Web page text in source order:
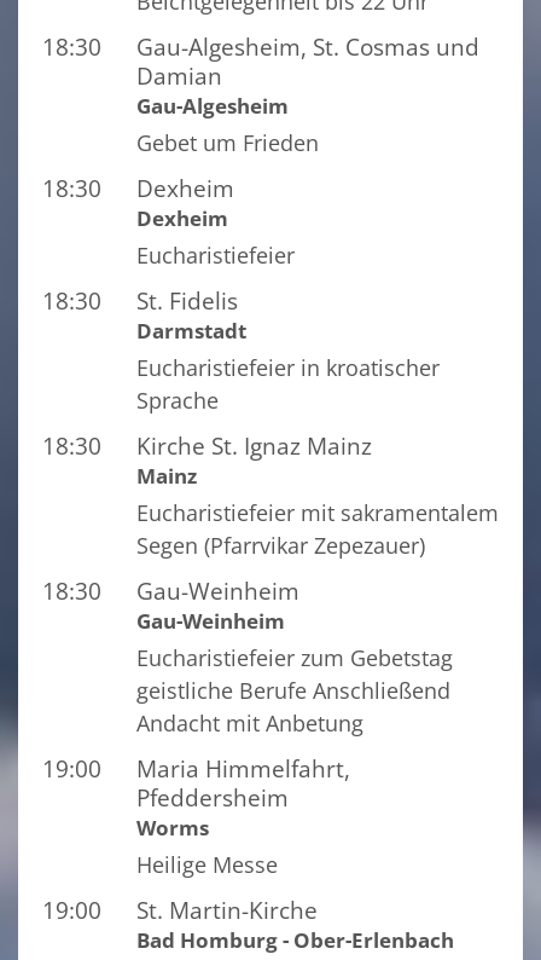
18:30
Gau-Algesheim, St. Cosmas und
Damian
Gau-Algesheim
Gebet um Frieden
18:30 Dexheim
Dexheim
Eucharistiefeier
18:30 St. Fidelis
Darmstadt
Eucharistiefeier in kroatischer
Sprache
18:30 Kirche St. Ignaz Mainz
Mainz
Eucharistiefeier mit sakramentalem
Segen (Pfarrvikar Zepezauer)
18:30 Gau-Weinheim
Gau-Weinheim
Eucharistiefeier zum Gebetstag
geistliche Berufe Anschließend
Andacht mit Anbetung
19:00
Maria Himmelfahrt,
Pfeddersheim
Worms
Heilige Messe
19:00 St. Martin-Kirche
Bad Homburg - Ober-Erlenbach